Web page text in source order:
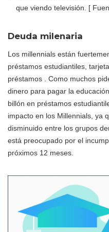
que viendo televisión. [
Deuda milenaria
Los millennials están
préstamos estudiantiles,
préstamos . Como muchos
dinero para pagar la
billón en préstamos
impacto en los Millennials, ya
disminuido entre los grupos
está preocupado por el
próximos 12 meses.